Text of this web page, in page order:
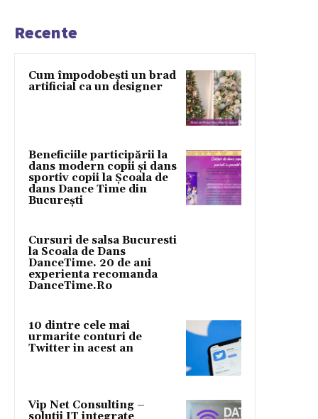
Recente
Cum împodobești un brad
artificial ca un designer
Beneficiile participării la
dans modern copii și dans
sportiv copii la Școala de
dans Dance Time din
București
Cursuri de salsa Bucuresti
la Scoala de Dans
DanceTime. 20 de ani
experienta recomanda
DanceTime.Ro
10 dintre cele mai
urmarite conturi de
Twitter in acest an
Vip Net Consulting –